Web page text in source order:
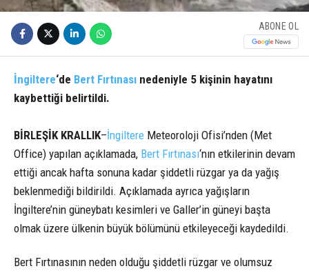
ABONE OL
İngiltere‘de Bert Fırtınası nedeniyle 5 kişinin hayatını
kaybettiği belirtildi.
BİRLEŞİK KRALLIK–İngiltere Meteoroloji Ofisi’nden (Met
Office) yapılan açıklamada, Bert Fırtınası‘nın etkilerinin devam
ettiği ancak hafta sonuna kadar şiddetli rüzgar ya da yağış
beklenmediği bildirildi. Açıklamada ayrıca yağışların
İngiltere’nin güneybatı kesimleri ve Galler’in güneyi başta
olmak üzere ülkenin büyük bölümünü etkileyeceği kaydedildi.
Bert Fırtınasının neden olduğu şiddetli rüzgar ve olumsuz